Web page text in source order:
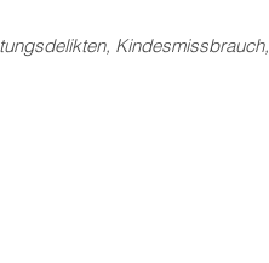
Kindesmissbrauch,